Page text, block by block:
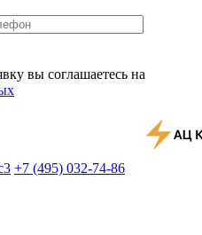
вы соглашаетесь на
+7 (495) 032-74-86